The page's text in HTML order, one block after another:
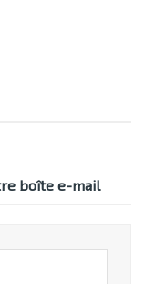
boîte e-mail